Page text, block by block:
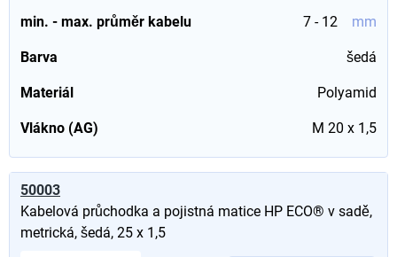
min. - max. průměr kabelu 7 - 12 mm
Barva šedá
Materiál Polyamid
Vlákno (AG) M 20 x 1,5
50003
Kabelová průchodka a pojistná matice HP ECO® v sadě,
metrická, šedá, 25 x 1,5